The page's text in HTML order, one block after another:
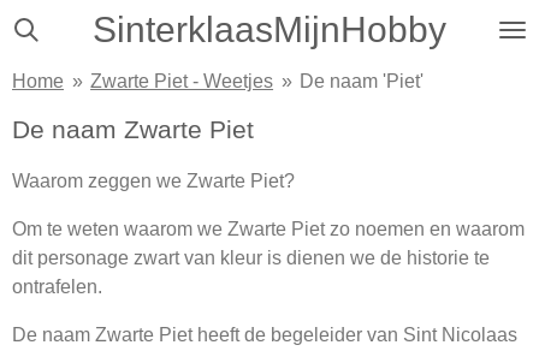
Ga
naar
hoofdinhoud
SinterklaasMijnHobby
Home » Zwarte Piet - Weetjes » De naam 'Piet'
De naam Zwarte Piet
Waarom zeggen we Zwarte Piet?
Om te weten waarom we Zwarte Piet zo noemen en waarom
dit personage zwart van kleur is dienen we de historie te
ontrafelen.
De naam Zwarte Piet heeft de begeleider van Sint Nicolaas